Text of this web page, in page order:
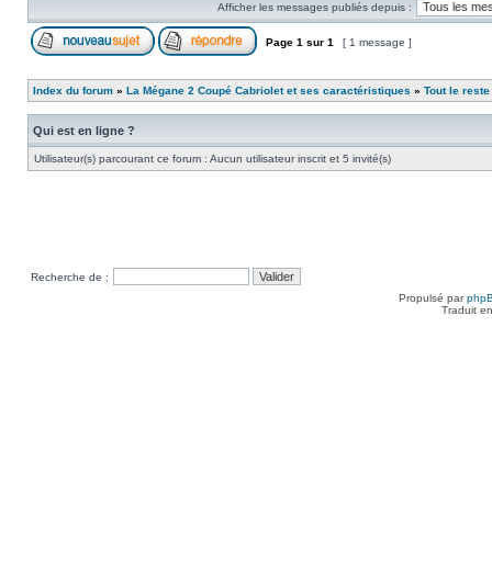
Afficher les messages publiés depuis :
Page 1 sur 1 [ 1 message ]
Index du forum » La Mégane 2 Coupé Cabriolet et ses caractéristiques » Tout le reste
Qui est en ligne ?
Utilisateur(s) parcourant ce forum : Aucun utilisateur inscrit et 5 invité(s)
Recherche de :
Propulsé par
Traduit